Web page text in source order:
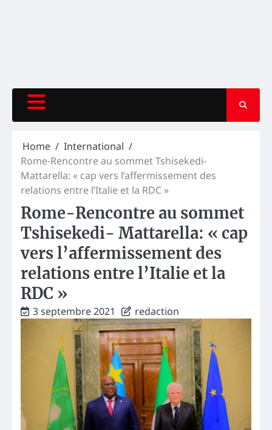
Home
International
Rome-Rencontre au sommet Tshisekedi-
Mattarella: « cap vers l’affermissement des
relations entre l’Italie et la RDC »
Rome-Rencontre au sommet
Tshisekedi- Mattarella: « cap
vers l’affermissement des
relations entre l’Italie et la
RDC »
3 septembre 2021 redaction